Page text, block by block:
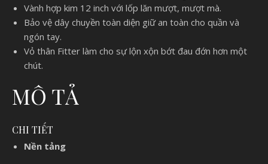
Vành hợp kim 12 inch với lốp lăn mượt, mượt mà.
Bảo vệ dây chuyền toàn diện giữ an toàn cho quần và
ngón tay.
Vỏ thân Fitter làm cho sự lộn xộn bớt đau đớn hơn một
chút.
MÔ TẢ
CHI TIẾT
Nền tảng